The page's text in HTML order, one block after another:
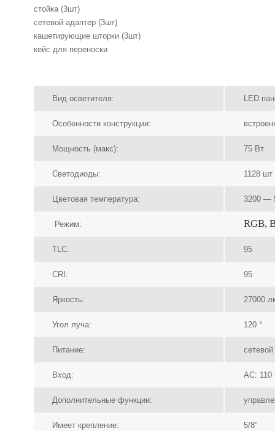
стойка (3шт)
сетевой адаптер (3шт)
кашетирующие шторки (3шт)
кейс для переноски
Вид осветителя: LED
Особенности конструкции:
Мощность (макс): 75 Вт
Светодиоды: 1128 шт
Цветовая температура: 3200 —
Режим: RGB,
TLC: 95
CRI: 95
Яркость: 27000
Угол луча: 120 °
Питание:
Вход: AC: 110
Дополнительные функции:
Имеет крепление: 5/8"